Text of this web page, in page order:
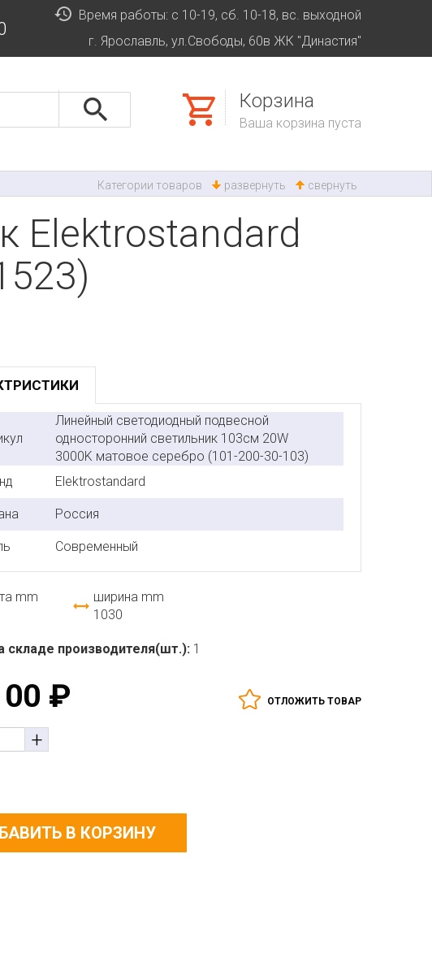
Время работы: с 10-19, сб. 10-18, вс. выходной
г. Ярославль, ул.Свободы, 60в ЖК "Династия"
Корзина
Ваша корзина пуста
Категории товаров развернуть свернуть
Elektrostandard
Линейный светодиодный подвесной
односторонний светильник 103см 20W
3000K матовое серебро (101-200-30-103)
Elektrostandard
Россия
Современный
mm
ширина mm
1030
складе производителя(шт.): 1
₽
+
ОТЛОЖИТЬ ТОВАР
В КОРЗИНУ